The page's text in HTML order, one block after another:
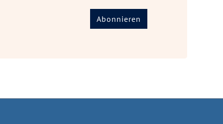
Abonnieren